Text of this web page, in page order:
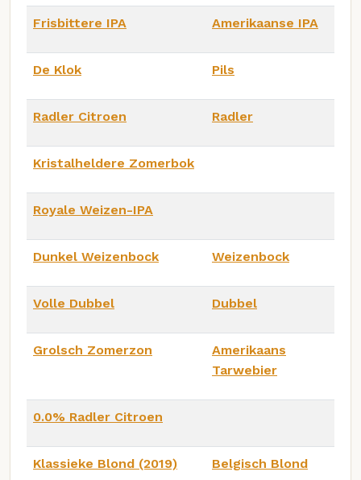
Frisbittere IPA Amerikaanse IPA
De Klok Pils
Radler Citroen Radler
Kristalheldere Zomerbok
Royale Weizen-IPA
Dunkel Weizenbock Weizenbock
Volle Dubbel Dubbel
Grolsch Zomerzon
Amerikaans
Tarwebier
0.0% Radler Citroen
Klassieke Blond (2019) Belgisch Blond